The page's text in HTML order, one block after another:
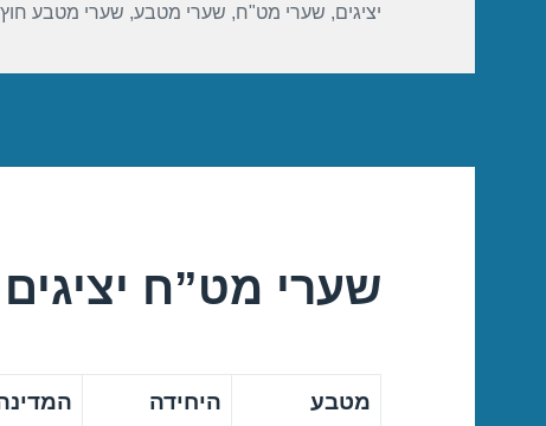
יציגים, שערי מט"ח, שערי מטבע, שערי מטבע חוץ
שערי מט”ח יציגים 15/01/2016
מטבע היחידה